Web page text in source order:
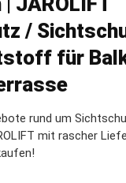
/
für
rund um
mit rascher